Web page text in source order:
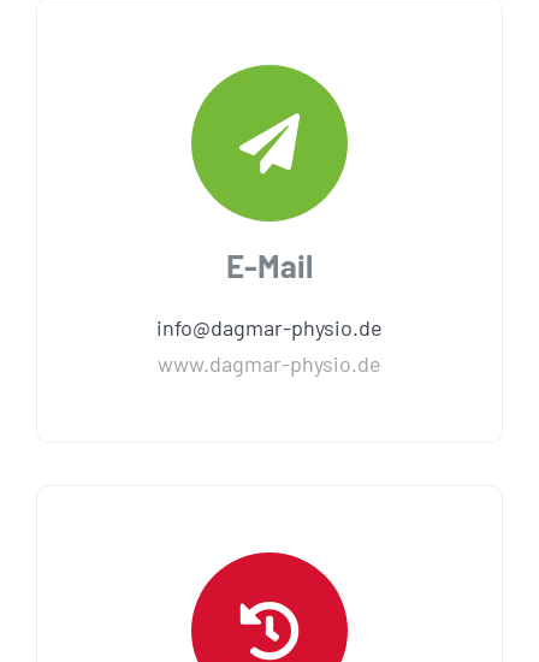
E-Mail
info@dagmar-physio.de
www.dagmar-physio.de